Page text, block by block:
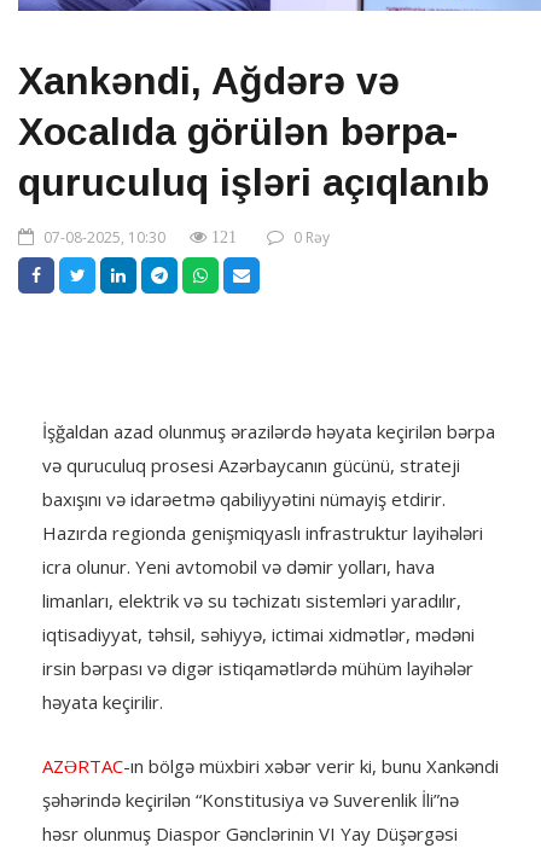
Xankəndi, Ağdərə və
Xocalıda görülən bərpa-
quruculuq işləri açıqlanıb
07-08-2025, 10:30 121 0 Rəy
İşğaldan azad olunmuş ərazilərdə həyata keçirilən bərpa
və quruculuq prosesi Azərbaycanın gücünü, strateji
baxışını və idarəetmə qabiliyyətini nümayiş etdirir.
Hazırda regionda genişmiqyaslı infrastruktur layihələri
icra olunur. Yeni avtomobil və dəmir yolları, hava
limanları, elektrik və su təchizatı sistemləri yaradılır,
iqtisadiyyat, təhsil, səhiyyə, ictimai xidmətlər, mədəni
irsin bərpası və digər istiqamətlərdə mühüm layihələr
həyata keçirilir.
AZƏRTAC-ın bölgə müxbiri xəbər verir ki, bunu Xankəndi
şəhərində keçirilən “Konstitusiya və Suverenlik İli”nə
həsr olunmuş Diaspor Gənclərinin VI Yay Düşərgəsi